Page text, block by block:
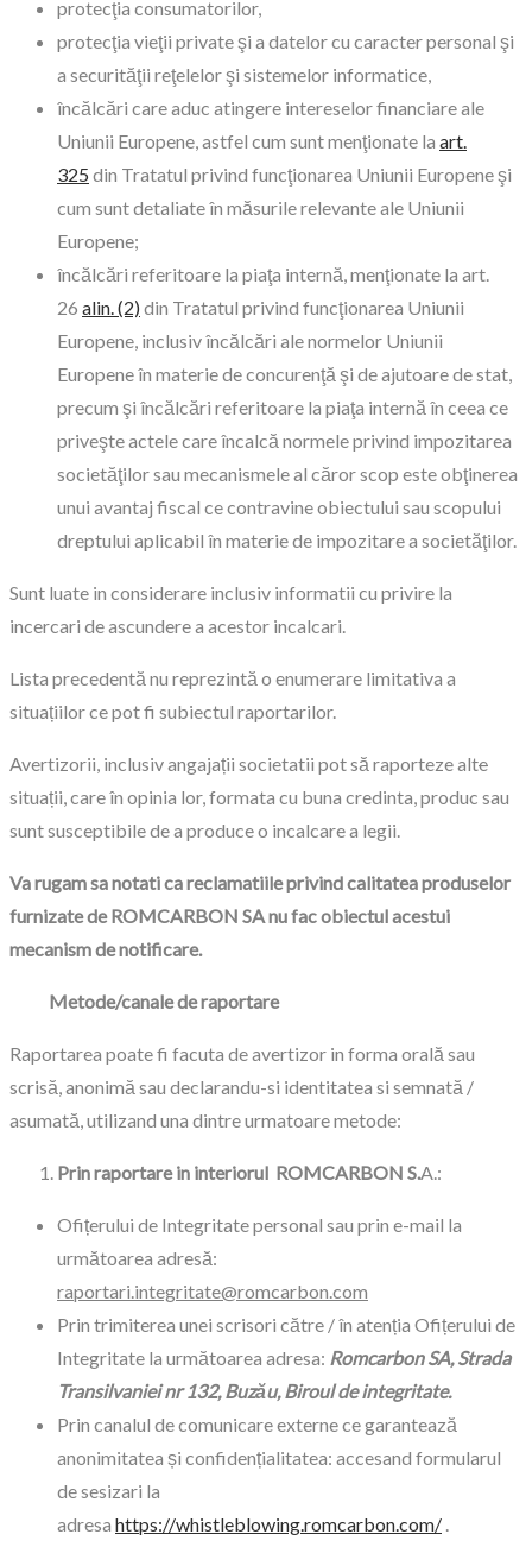
protecţia consumatorilor,
protecţia vieţii private şi a datelor cu caracter personal şi
a securităţii reţelelor şi sistemelor informatice,
încălcări care aduc atingere intereselor financiare ale
Uniunii Europene, astfel cum sunt menţionate la art.
325 din Tratatul privind funcţionarea Uniunii Europene şi
cum sunt detaliate în măsurile relevante ale Uniunii
Europene;
încălcări referitoare la piaţa internă, menţionate la art.
26 alin. (2) din Tratatul privind funcţionarea Uniunii
Europene, inclusiv încălcări ale normelor Uniunii
Europene în materie de concurenţă şi de ajutoare de stat,
precum şi încălcări referitoare la piaţa internă în ceea ce
priveşte actele care încalcă normele privind impozitarea
societăţilor sau mecanismele al căror scop este obţinerea
unui avantaj fiscal ce contravine obiectului sau scopului
dreptului aplicabil în materie de impozitare a societăţilor.
Sunt luate in considerare inclusiv informatii cu privire la
incercari de ascundere a acestor incalcari.
Lista precedentă nu reprezintă o enumerare limitativa a
situațiilor ce pot fi subiectul raportarilor.
Avertizorii, inclusiv angajații societatii pot să raporteze alte
situații, care în opinia lor, formata cu buna credinta, produc sau
sunt susceptibile de a produce o incalcare a legii.
Va rugam sa notati ca reclamatiile privind calitatea produselor
furnizate de ROMCARBON SA nu fac obiectul acestui
mecanism de notificare.
Metode/canale de raportare
Raportarea poate fi facuta de avertizor in forma orală sau
scrisă, anonimă sau declarandu-si identitatea si semnată /
asumată, utilizand una dintre urmatoare metode:
Prin raportare in interiorul ROMCARBON S.A.:
Ofițerului de Integritate personal sau prin e-mail la
următoarea adresă:
raportari.integritate@romcarbon.com
Prin trimiterea unei scrisori către / în atenția Ofițerului de
Integritate la următoarea adresa: Romcarbon SA, Strada
Transilvaniei nr 132, Buzău, Biroul de integritate.
Prin canalul de comunicare externe ce garantează
anonimitatea și confidențialitatea: accesand formularul
de sesizari la
adresa https://whistleblowing.romcarbon.com/ .